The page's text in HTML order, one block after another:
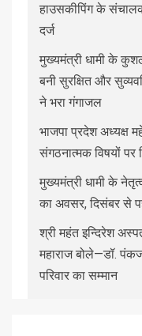
हाउसकीपिंग के
दर्ज
मुख्यमंत्री धामी के
बनी सुरक्षित और
ने भरा गंगाजल
भाजपा प्रदेश अध्यक्ष
संगठनात्मक विषयों पर
मुख्यमंत्री धामी के
का अवसर, दिसंबर से
श्री महंत इन्दिरेश
महाराज बोले—डॉ.
परिवार का सम्मान